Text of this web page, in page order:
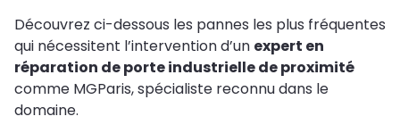
Découvrez ci-dessous les pannes les plus fréquentes
qui nécessitent l’intervention d’un expert en
réparation de porte industrielle de proximité
comme MGParis, spécialiste reconnu dans le
domaine.